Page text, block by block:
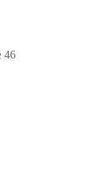
46